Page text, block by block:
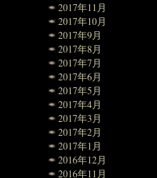
2017年11月
2017年10月
2017年9月
2017年8月
2017年7月
2017年6月
2017年5月
2017年4月
2017年3月
2017年2月
2017年1月
2016年12月
2016年11月